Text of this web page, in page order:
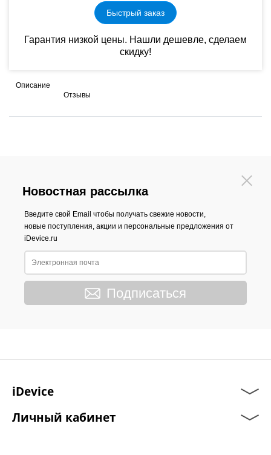
Быстрый заказ
Гарантия низкой цены. Нашли дешевле, сделаем
скидку!
Описание
Отзывы
Новостная рассылка
Введите свой Email чтобы получать свежие новости,
новые поступления, акции и персональные предложения от
iDevice.ru
Подписаться
iDevice
Личный кабинет